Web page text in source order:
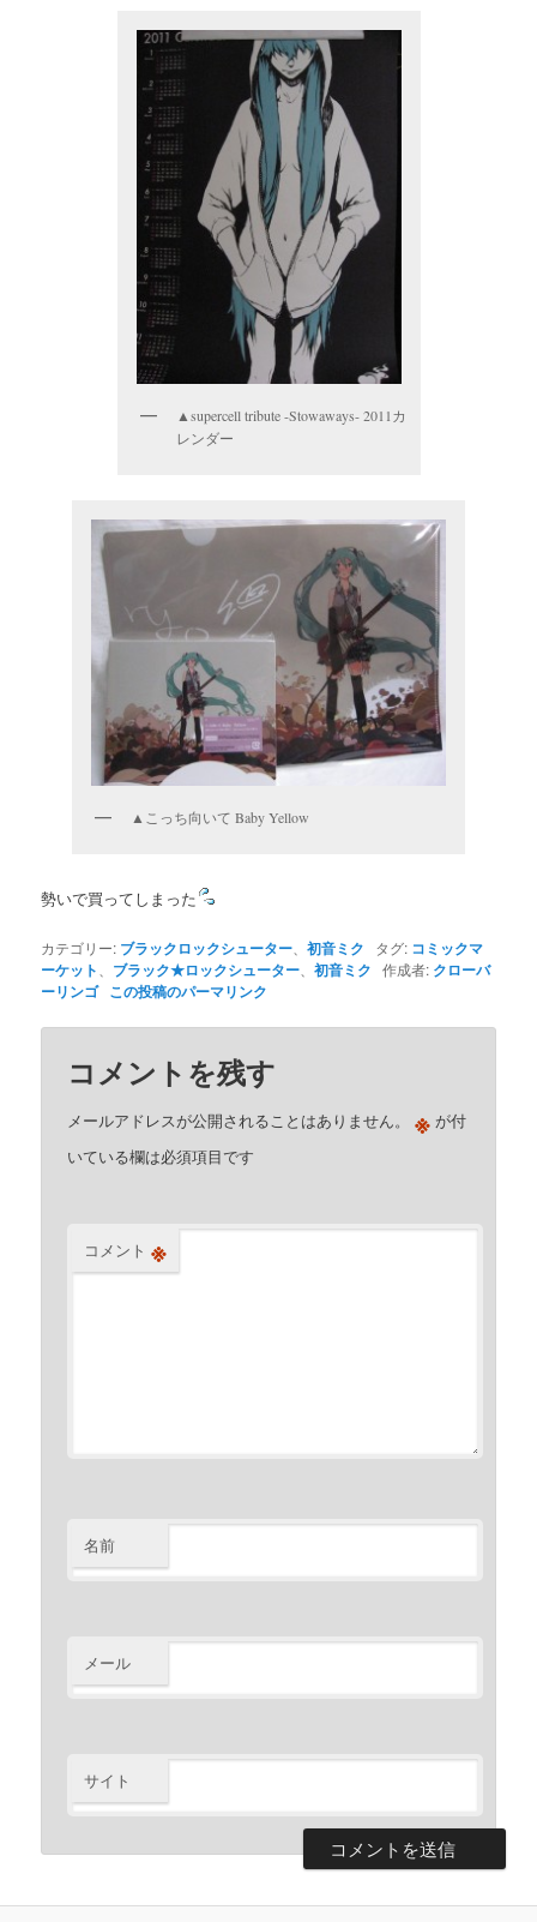
▲supercell tribute -Stowaways- 2011カ
レンダー
▲こっち向いて Baby Yellow
勢いで買ってしまった
カテゴリー: ブラックロックシューター 、初音ミク タグ: コミックマ
ーケット
ブラック★ロックシューター 、初音ミク 作成者: クローバ
ーリンゴ この投稿のパーマリンク
コメントを残す
メールアドレスが公開されることはありません。 ※ が付
いている欄は必須項目です
コメント ※
名前
メール
サイト